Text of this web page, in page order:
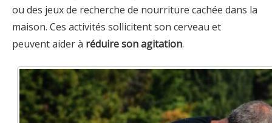
ou des jeux de recherche de nourriture cachée dans la
maison. Ces activités sollicitent son cerveau et
peuvent aider à réduire son agitation.